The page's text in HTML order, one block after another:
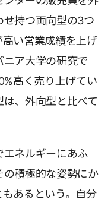
せ持つ両向型の3つ
い営業成績を上げ
ア大学の研究で
高く売り上げてい
、外向型と比べて
ネルギーにあふ
積極的な姿勢にか
あるという。自分